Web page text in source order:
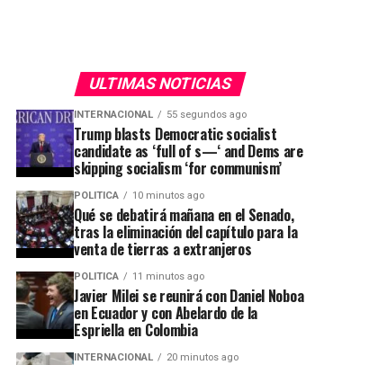
ULTIMAS NOTICIAS
INTERNACIONAL 55 segundos ago
Trump blasts Democratic socialist
candidate as ‘full of s—‘ and Dems are
skipping socialism ‘for communism’
POLITICA 10 minutos ago
Qué se debatirá mañana en el Senado,
tras la eliminación del capítulo para la
venta de tierras a extranjeros
POLITICA 11 minutos ago
Javier Milei se reunirá con Daniel Noboa
en Ecuador y con Abelardo de la
Espriella en Colombia
INTERNACIONAL 20 minutos ago